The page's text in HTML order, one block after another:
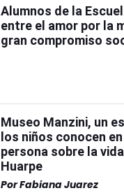
Alumnos de la
entre el amor por la
gran compromiso
Museo Manzini, un
los niños conocen
persona sobre la
Huarpe
PorFabiana Juarez